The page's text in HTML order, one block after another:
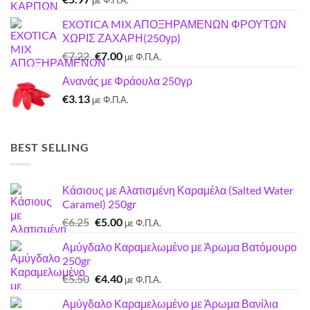
EXOTICA MIX ΑΠΟΞΗΡΑΜΕΝΩΝ ΦΡΟΥΤΩΝ
ΧΩΡΙΣ ΖΑΧΑΡΗ(250γρ)
€7.22 Original
price
was:
€7.22.
€7.00Η
τιμή
είναι:
με Φ.Π.Α.
Ανανάς με Φράουλα 250γρ
€3.13 με Φ.Π.Α.
BEST SELLING
Κάσιους με Αλατισμένη Καραμέλα (Salted Water
Caramel) 250gr
€6.25 Original
was:
€5.00Η
τιμή
€5.00.
με Φ.Π.Α.
Αμύγδαλο Καραμελωμένο με Άρωμα Βατόμουρο
250gr
€5.50 Original
was:
€4.40Η
τιμή
με Φ.Π.Α.
Αμύγδαλο Καραμελωμένο με Άρωμα Βανίλια